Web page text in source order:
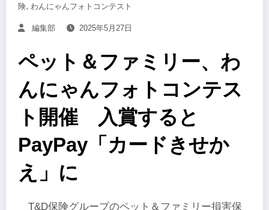
険, わんにゃんフォトコンテスト
編集部 2025年5月27日
ペット＆ファミリー、わ
んにゃんフォトコンテス
ト開催 入賞すると
PayPay「カードきせか
え」に
T&D保険グループのペット＆ファミリー損害保